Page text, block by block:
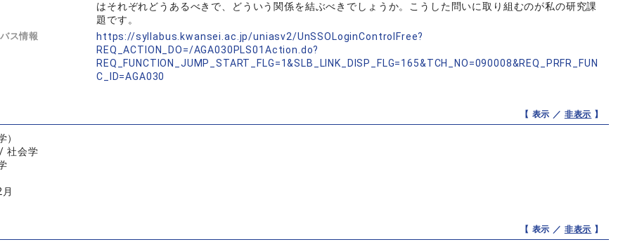
はそれぞれどうあるべきで、どういう関係を結ぶべきでしょうか。こうした問いに取り組むのが私の研究課
題です。
ス情報
https://syllabus.kwansei.ac.jp/uniasv2/UnSSOLoginControlFree?
REQ_ACTION_DO=/AGA030PLS01Action.do?
REQ_FUNCTION_JUMP_START_FLG=1&SLB_LINK_DISP_FLG=165&TCH_NO=090008&REQ_PRFR_FUN
C_ID=AGA030
【 表示 ／ 非表示 】
）
社会学
【 表示 ／ 非表示 】